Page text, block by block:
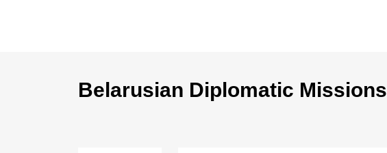
Belarusian Diplomatic Missions